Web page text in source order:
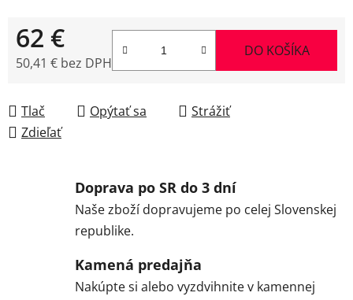
62 €
50,41 € bez DPH
DO KOŠÍKA
Tlač Opýtať sa
Strážiť
Zdieľať
Doprava po SR do 3 dní
Naše zboží dopravujeme po celej Slovenskej
republike.
Kamená predajňa
Nakúpte si alebo vyzdvihnite v kamennej